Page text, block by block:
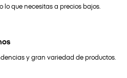
lo que necesitas a precios bajos.
y gran variedad de productos.